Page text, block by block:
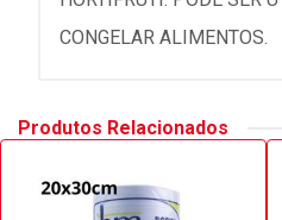
CONGELAR ALIMENTOS.
Produtos Relacionados